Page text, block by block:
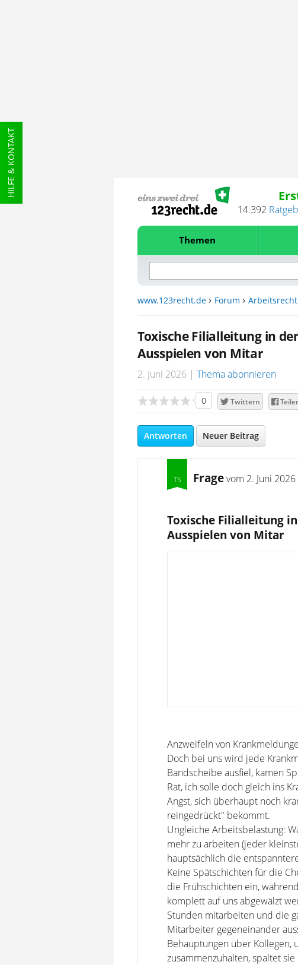
HILFE & KONTAKT
14.392
Themen
www.123recht.de Forum Arbeitsrecht
Toxische Filialleitung in
Ausspielen von Mitar
2. Juni 2026 Thema abonnieren
0 Twittern
Antworten Neuer Beitrag
Fragevom 2. Juni
Toxische Filialleitung
Ausspielen von Mitar
Anzweifeln von
Doch bei uns wird jede
Bandscheibe ausfiel, kamen
Rat, ich solle doch gleich ins
Angst, sich überhaupt noch
reingedrückt" bekommt.
Ungleiche Arbeitsbelastung:
mehr zu arbeiten (jeder
hauptsächlich die
Keine Spätschichten für die
die Frühschichten ein,
komplett auf uns abgewälzt
Stunden mitarbeiten und die
Mitarbeiter gegeneinander
Behauptungen über Kollegen,
zusammenzuhalten, spaltet